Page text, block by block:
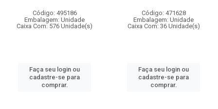
Código: 495186
Embalagem: Unidade
Caixa Com: 576 Unidade(s)
Faça seu login ou
cadastre-se para
comprar.
Código: 471628
Embalagem: Unidade
Caixa Com: 36 Unidade(s)
Faça seu login ou
cadastre-se para
comprar.